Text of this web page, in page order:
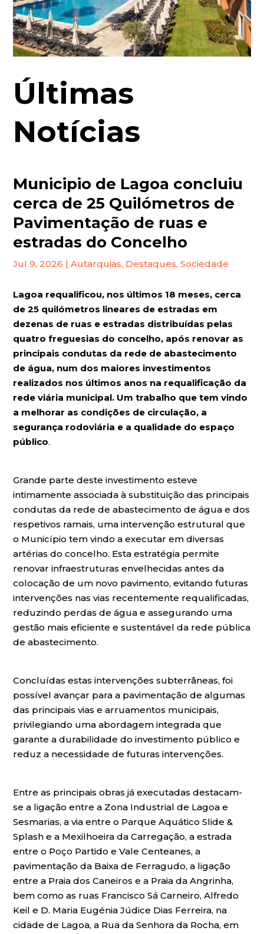
Últimas
Notícias
Municipio de Lagoa concluiu
cerca de 25 Quilómetros de
Pavimentação de ruas e
estradas do Concelho
Jul 9, 2026 |Autarquias, Destaques,Sociedade
Lagoa requalificou, nos últimos 18 meses, cerca
de 25 quilómetros lineares de estradas em
dezenas de ruas e estradas distribuídas pelas
quatro freguesias do concelho, após renovar as
principais condutas da rede de abastecimento
de água, num dos maiores investimentos
realizados nos últimos anos na requalificação da
rede viária municipal. Um trabalho que tem vindo
a melhorar as condições de circulação, a
segurança rodoviária e a qualidade do espaço
público.
Grande parte deste investimento esteve
intimamente associada à substituição das principais
condutas da rede de abastecimento de água e dos
respetivos ramais, uma intervenção estrutural que
o Município tem vindo a executar em diversas
artérias do concelho. Esta estratégia permite
renovar infraestruturas envelhecidas antes da
colocação de um novo pavimento, evitando futuras
intervenções nas vias recentemente requalificadas,
reduzindo perdas de água e assegurando uma
gestão mais eficiente e sustentável da rede pública
de abastecimento.
Concluídas estas intervenções subterrâneas, foi
possível avançar para a pavimentação de algumas
das principais vias e arruamentos municipais,
privilegiando uma abordagem integrada que
garante a durabilidade do investimento público e
reduz a necessidade de futuras intervenções.
Entre as principais obras já executadas destacam-
se a ligação entre a Zona Industrial de Lagoa e
Sesmarias, a via entre o Parque Aquático Slide &
Splash e a Mexilhoeira da Carregação, a estrada
entre o Poço Partido e Vale Centeanes, a
pavimentação da Baixa de Ferragudo, a ligação
entre a Praia dos Caneiros e a Praia da Angrinha,
bem como as ruas Francisco Sá Carneiro, Alfredo
Keil e D. Maria Eugénia Júdice Dias Ferreira, na
cidade de Lagoa, a Rua da Senhora da Rocha, em